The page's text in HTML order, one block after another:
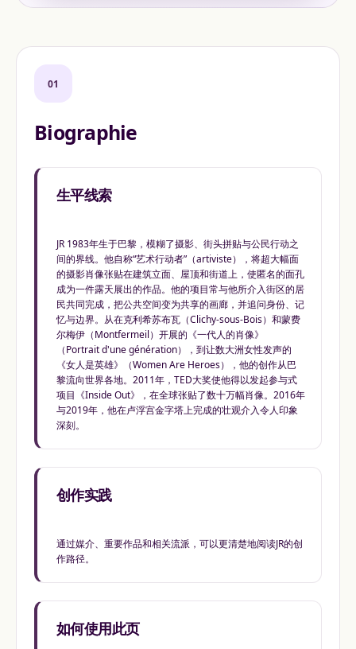
01
Biographie
生平线索
JR 1983年生于巴黎，模糊了摄影、街头拼贴与公民行动之
间的界线。他自称“艺术行动者”（artiviste），将超大幅面
的摄影肖像张贴在建筑立面、屋顶和街道上，使匿名的面孔
成为一件露天展出的作品。他的项目常与他所介入街区的居
民共同完成，把公共空间变为共享的画廊，并追问身份、记
忆与边界。从在克利希苏布瓦（Clichy-sous-Bois）和蒙费
尔梅伊（Montfermeil）开展的《一代人的肖像》
（Portrait d'une génération），到让数大洲女性发声的
《女人是英雄》（Women Are Heroes），他的创作从巴
黎流向世界各地。2011年，TED大奖使他得以发起参与式
项目《Inside Out》，在全球张贴了数十万幅肖像。2016年
与2019年，他在卢浮宫金字塔上完成的壮观介入令人印象
深刻。
创作实践
通过媒介、重要作品和相关流派，可以更清楚地阅读JR的创
作路径。
如何使用此页